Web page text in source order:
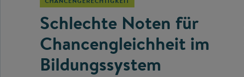
Schlechte Noten für
Chancengleichheit im
Bildungssystem